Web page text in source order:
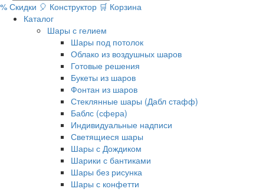
% Скидки 🎈 Конструктор 🛒 Корзина
Каталог
Шары с гелием
Шары под потолок
Облако из воздушных шаров
Готовые решения
Букеты из шаров
Фонтан из шаров
Стеклянные шары (Дабл стафф)
Баблс (сфера)
Индивидуальные надписи
Светящиеся шары
Шары с Дождиком
Шарики с бантиками
Шары без рисунка
Шары с конфетти